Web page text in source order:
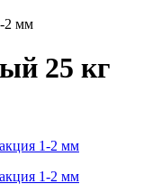
2 мм
25 кг